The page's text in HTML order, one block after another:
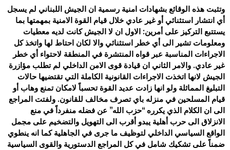
وتثبت هذه الوقائع بشهادات امنية رسمية ان الجيش ‏اللبناني لم يسجل
أي انتشار استثنائي أو غير عادي خلال قيام القوة الامنية بمهمتها بما
يستتبع التركيز على أمرين: الاول ان لا الجيش كانت ‏لديه معطيات
ومعلومات تشير الى أي خطر استثنائي والا لكان احتاط لها واتخذ كل
الاجراءات المناسبة عبر قواه المنتشرة في المنطقة ‏لاحتواء أي خطر
غير عادي. والامر الثاني ان قيادة قوى الامن الداخلي لم تطلب مؤازرة
الجيش لانها اتخذت الاجراءات القانونية الكاملة ‏التي تقتضيها حالات
التبليغ المماثلة ولو انها زادت عديد القوة تحسباً لامكان تمنع وهاب أو
قيام المسلحين في منزله باي تصرف مخالف ‏للقانون. ولفتت المراجع
الى ان الكلام الذي يكرره “حزب الله” عن فضله منفرداً في منع
الانزلاق الى حرب أهلية يبدو أقرب الى التهويل ‏والتضخيم على مجمل
الواقع السياسي الداخلي لتوظيف ما جرى في الجاهلية كما انه ينطوي
ضمناً على تشكيك شامل في كل المراجع ‏الدستورية والقوى السياسية